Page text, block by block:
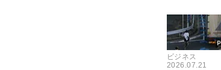
ビジネス
2026.07.21